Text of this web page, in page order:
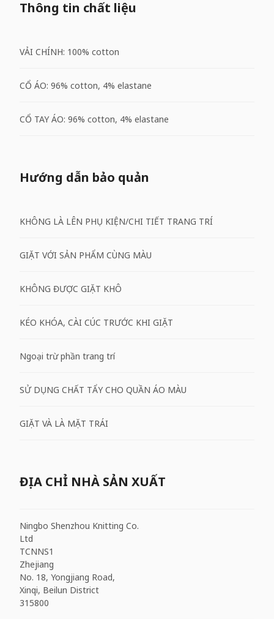
Thông tin chất liệu
VẢI CHÍNH: 100% cotton
CỔ ÁO: 96% cotton, 4% elastane
CỔ TAY ÁO: 96% cotton, 4% elastane
Hướng dẫn bảo quản
KHÔNG LÀ LÊN PHỤ KIỆN/CHI TIẾT TRANG TRÍ
GIẶT VỚI SẢN PHẨM CÙNG MÀU
KHÔNG ĐƯỢC GIẶT KHÔ
KÉO KHÓA, CÀI CÚC TRƯỚC KHI GIẶT
Ngoại trừ phần trang trí
SỬ DỤNG CHẤT TẨY CHO QUẦN ÁO MÀU
GIẶT VÀ LÀ MẶT TRÁI
ĐỊA CHỈ NHÀ SẢN XUẤT
Ningbo Shenzhou Knitting Co.
Ltd
TCNNS1
Zhejiang
No. 18, Yongjiang Road,
Xinqi, Beilun District
315800